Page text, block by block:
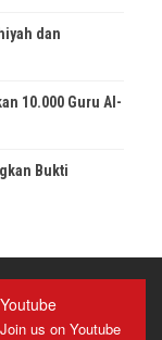
dan
10.000 Guru Al-
Bukti
Youtube
Join us on Youtube